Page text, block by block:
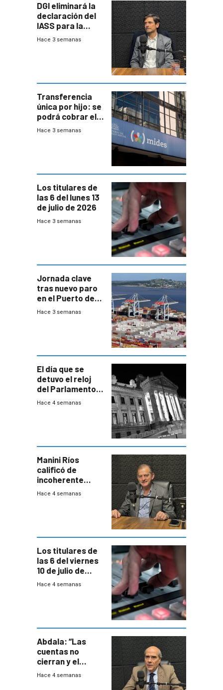
DGI eliminará la
declaración del
IASS para la
mayoría de los
Hace 3 semanas
Transferencia
única por hijo: se
podrá cobrar el
100% en efectivo
Hace 3 semanas
Los titulares de
las 6 del lunes 13
de julio de 2026
Hace 3 semanas
Jornada clave
tras nuevo paro
en el Puerto de
Montevideo
Hace 3 semanas
El día que se
detuvo el reloj
del Parlamento
para negociar
Hace 4 semanas
Manini Ríos
calificó de
incoherente
decisión de
Hace 4 semanas
Los titulares de
las 6 del viernes
10 de julio de
2026
Hace 4 semanas
Abdala: “Las
cuentas no
cierran y el
balance del
Hace 4 semanas